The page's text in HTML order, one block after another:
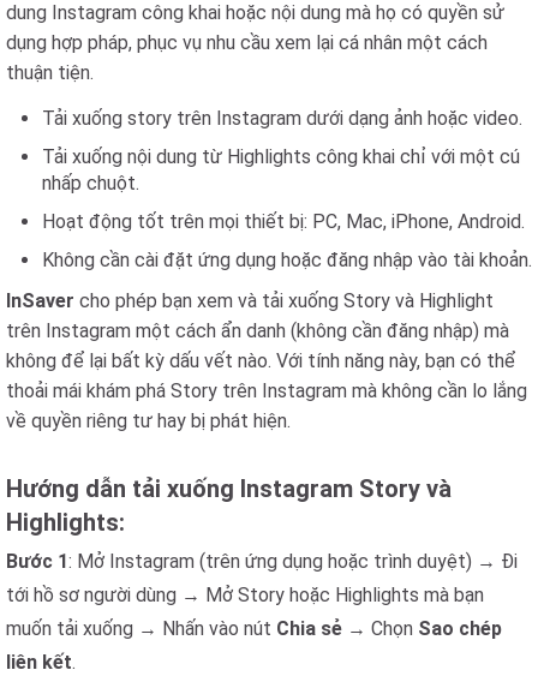
dung Instagram công khai hoặc nội dung mà họ có quyền sử
dụng hợp pháp, phục vụ nhu cầu xem lại cá nhân một cách
thuận tiện.
Tải xuống story trên Instagram dưới dạng ảnh hoặc video.
Tải xuống nội dung từ Highlights công khai chỉ với một cú
nhấp chuột.
Hoạt động tốt trên mọi thiết bị: PC, Mac, iPhone, Android.
Không cần cài đặt ứng dụng hoặc đăng nhập vào tài khoản.
InSaver cho phép bạn xem và tải xuống Story và Highlight
trên Instagram một cách ẩn danh (không cần đăng nhập) mà
không để lại bất kỳ dấu vết nào. Với tính năng này, bạn có thể
thoải mái khám phá Story trên Instagram mà không cần lo lắng
về quyền riêng tư hay bị phát hiện.
Hướng dẫn tải xuống Instagram Story và
Highlights:
Bước 1: Mở Instagram (trên ứng dụng hoặc trình duyệt) → Đi
tới hồ sơ người dùng → Mở Story hoặc Highlights mà bạn
muốn tải xuống → Nhấn vào nút Chia sẻ → Chọn Sao chép
liên kết.